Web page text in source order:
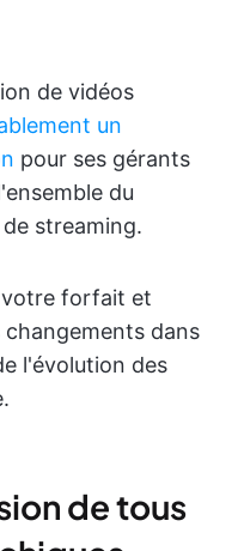
de vidéos
un
pour ses gérants
du
streaming.
votre forfait et
dans
l'évolution des
de tous